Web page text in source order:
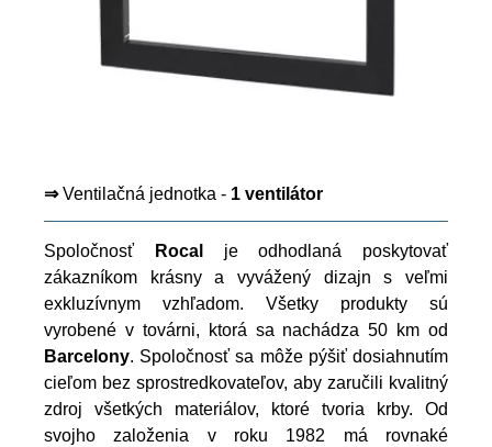
⇒Ventilačná jednotka - 1 ventilátor
Spoločnosť Rocal
je odhodlaná poskytovať
zákazníkom krásny a vyvážený dizajn s veľmi
exkluzívnym vzhľadom. Všetky produkty sú
vyrobené v továrni, ktorá sa nachádza 50 km od
Barcelony. Spoločnosť sa môže pýšiť dosiahnutím
cieľom bez sprostredkovateľov, aby zaručili kvalitný
zdroj všetkých materiálov, ktoré tvoria krby. Od
svojho založenia v roku 1982 má rovnaké